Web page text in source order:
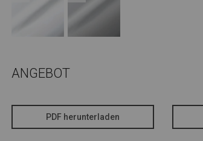
ANGEBOT
PDF herunterladen